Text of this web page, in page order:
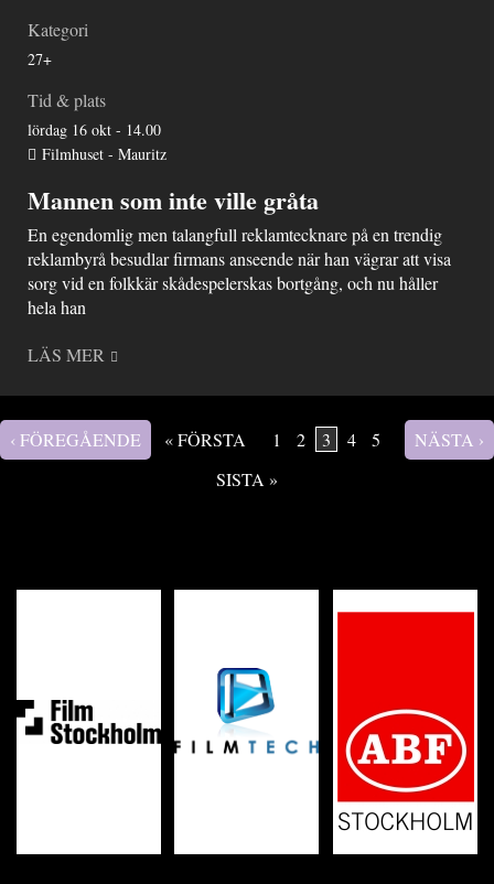
Kategori
27+
Tid & plats
lördag 16 okt - 14.00
Filmhuset - Mauritz
Mannen som inte ville gråta
En egendomlig men talangfull reklamtecknare på en trendig
reklambyrå besudlar firmans anseende när han vägrar att visa
sorg vid en folkkär skådespelerskas bortgång, och nu håller
hela han
LÄS MER
Sidor
« FÖRSTA
‹ FÖREGÅENDE 1 2 3 4 5
NÄSTA ›
SISTA »